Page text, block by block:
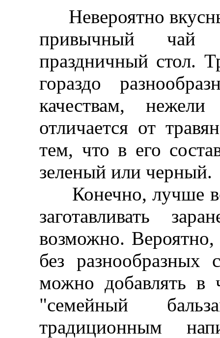
Невероятно
привычный чай
праздничный стол.
гораздо
качествам,
отличается от
тем, что в его
зеленый или черный.
Конечно, лучше
заготавливать
возможно.
без
можно добавлять в
"семейный
традиционным